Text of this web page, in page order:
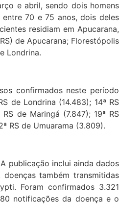
e abril, sendo dois homens
70 e 75 anos, dois deles
residiam em Apucarana,
de Apucarana; Florestópolis
Londrina.
confirmados neste período
de Londrina (14.483); 14ª RS
de Maringá (7.847); 19ª RS
RS de Umuarama (3.809).
A publicação inclui ainda dados
também transmitidas
Foram confirmados 3.321
notificações da doença e o